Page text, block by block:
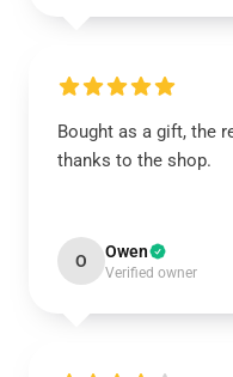
Bought as a gift, the
thanks to the shop.
O Owen
Verified owner